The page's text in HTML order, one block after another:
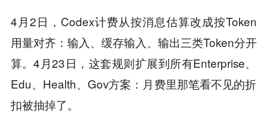
4月2日，Codex计费从按消息估算改成按Token
用量对齐：输入、缓存输入、输出三类Token分开
算。4月23日，这套规则扩展到所有Enterprise、
Edu、Health、Gov方案：月费里那笔看不见的折
扣被抽掉了。